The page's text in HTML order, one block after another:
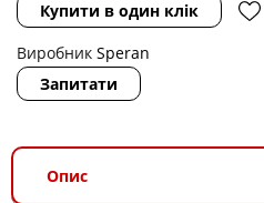
Купити в один клік
Виробник Speran
Запитати
Опис